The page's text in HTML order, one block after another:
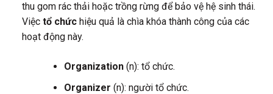
thu gom rác thải hoặc trồng rừng để bảo vệ hệ sinh thái.
Việc tổ chứchiệu quả là chìa khóa thành công của các
hoạt động này.
Organization(n): tổ chức.
Organizer (n): người tổ chức.